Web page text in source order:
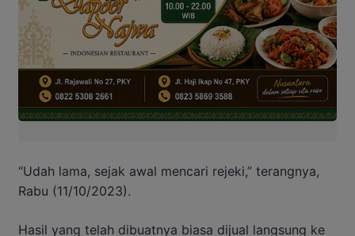
“Udah lama, sejak awal mencari rejeki,” terangnya,
Rabu (11/10/2023).
Hasil yang telah dibuatnya biasa dijual langsung ke